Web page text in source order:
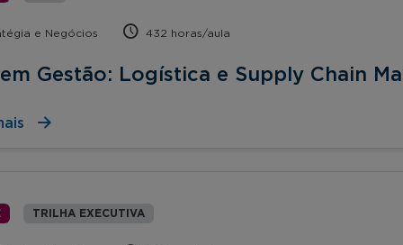
e Negócios 432 horas/aula
em Gestão: Logística e Supply Chain
TRILHA EXECUTIVA